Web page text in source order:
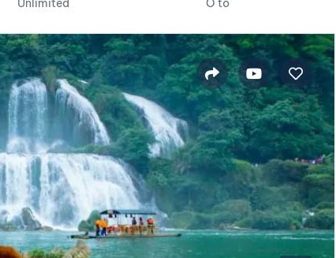
Unlimited
Ô tô